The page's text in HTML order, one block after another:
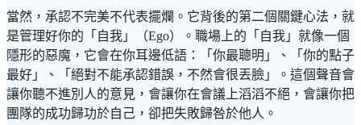
當然，承認不完美不代表擺爛。它背後的第二個關鍵心法，就
是管理好你的「自我」（Ego）。職場上的「自我」就像一個
隱形的惡魔，它會在你耳邊低語：「你最聰明」、「你的點子
最好」、「絕對不能承認錯誤，不然會很丟臉」。這個聲音會
讓你聽不進別人的意見，會讓你在會議上滔滔不絕，會讓你把
團隊的成功歸功於自己，卻把失敗歸咎於他人。